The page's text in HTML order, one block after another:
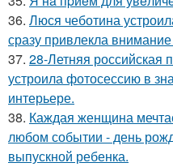
36. Люся чеботина
сразу привлекла
37. 28-Летняя российская
устроила фотосессию в
интерьере.
38. Каждая женщина
любом событии - день
выпускной ребенка.